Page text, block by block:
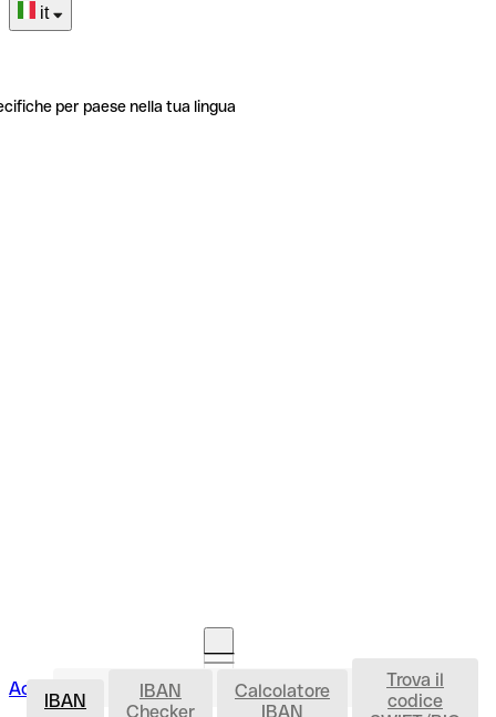
it
per paese nella tua lingua
Accedi Avvia la procedura IBAN
IBAN
IBAN
Checker
Calcolatore
IBAN
Trova il
codice